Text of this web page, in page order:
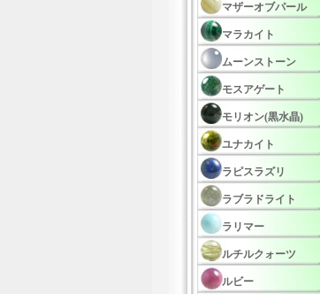
マザーオブパール
マラカイト
ムーンストーン
モスアゲート
モリオン(黒水晶)
ユナカイト
ラピスラズリ
ラブラドライト
ラリマー
ルチルクォーツ
ルビー